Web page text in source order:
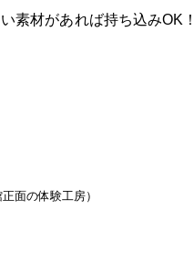
素材があれば持ち込みOK
面の体験工房）